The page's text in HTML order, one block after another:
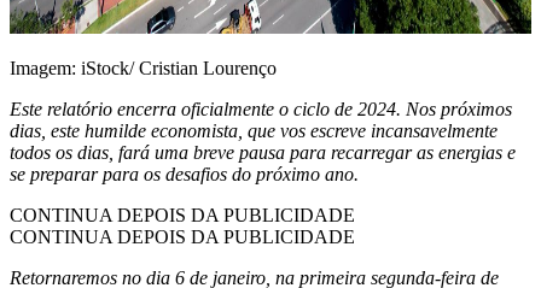
Imagem: iStock/ Cristian Lourenço
Este relatório encerra oficialmente o ciclo de 2024. Nos próximos
dias, este humilde economista, que vos escreve incansavelmente
todos os dias, fará uma breve pausa para recarregar as energias e
se preparar para os desafios do próximo ano.
CONTINUA DEPOIS DA PUBLICIDADE
CONTINUA DEPOIS DA PUBLICIDADE
Retornaremos no dia 6 de janeiro, na primeira segunda-feira de